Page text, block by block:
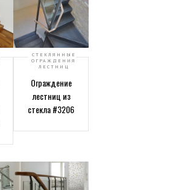
СТЕКЛЯННЫЕ
ОГРАЖДЕНИЯ
ЛЕСТНИЦ
Ограждение
лестниц из
стекла #3206